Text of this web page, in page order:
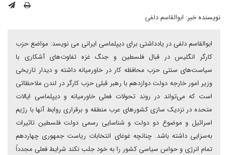
نویسنده خبر: ابوالقاسم دلفی
ابوالقاسم دلفی در یادداشتی برای دیپلماسی ایرانی می نویسد: مواضع حزب
کارگر انگلیس در قبال فلسطین و جنگ غزه تفاوت‌های آشکاری با
سیاست‌های سنتی حزب محافظه کار در خاورمیانه داشته و دیدار تاریخی
وزیر امور خارجه دولت دوازدهم با رهبر قبلی حزب کارگر در لندن ملاحظاتی
است که می‌تواند در روند تحولات فعلی خاورمیانه و دیپلماسی ایالات
متحده در نزدیک سازی کشورهای عرب منطقه و برقراری روابط آنها با رژیم
اسرائیل و موضوع دو دولت و شناسایی رسمی دولت فلسطین تاثیرات
به‌سزایی داشته باشد. چنانچه غوغای انتخابات ریاست جمهوری چهاردهم
تمام انرژی و حواس سیاسی کشور را به خود جلب نکند شرایط فعلی مجدداً